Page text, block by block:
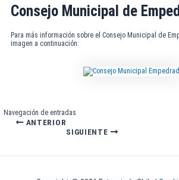
Consejo Municipal de
Para más información sobre el Consejo Municipal de
imagen a continuación:
Navegación de entradas
ANTERIOR
SIGUIENTE